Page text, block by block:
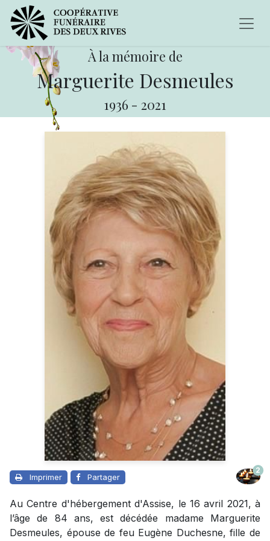
À la mémoire de
Marguerite Desmeules
1936 - 2021
Imprimer Partager
2
Au Centre d'hébergement d'Assise, le 16 avril 2021, à
l’âge de 84 ans, est décédée madame Marguerite
Desmeules, épouse de feu Eugène Duchesne, fille de